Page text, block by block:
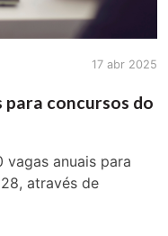
17 abr 2025
para concursos do
vagas anuais para
através de